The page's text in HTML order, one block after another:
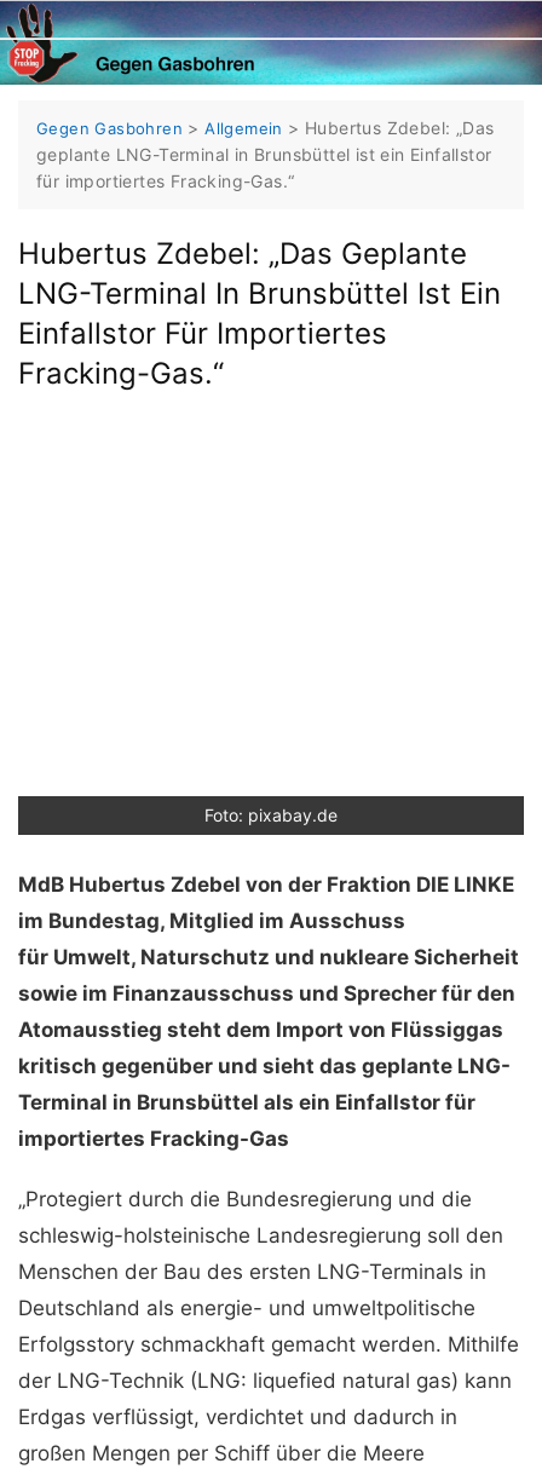
Skip
to
content
Gegen Gasbohren >Allgemein > Hubertus Zdebel: „Das
geplante LNG-Terminal in Brunsbüttel ist ein Einfallstor
für importiertes Fracking-Gas.“
Hubertus Zdebel: „Das Geplante
LNG-Terminal In Brunsbüttel Ist Ein
Einfallstor Für Importiertes
Fracking-Gas.“
Foto: pixabay.de
MdB Hubertus Zdebel von der Fraktion DIE LINKE
im Bundestag, Mitglied im Ausschuss
für Umwelt, Naturschutz und nukleare Sicherheit
sowie im Finanzausschuss und Sprecher für den
Atomausstieg steht dem Import von Flüssiggas
kritisch gegenüber und sieht das geplante LNG-
Terminal in Brunsbüttel als ein Einfallstor für
importiertes Fracking-Gas
„Protegiert durch die Bundesregierung und die
schleswig-holsteinische Landesregierung soll den
Menschen der Bau des ersten LNG-Terminals in
Deutschland als energie- und umweltpolitische
Erfolgsstory schmackhaft gemacht werden. Mithilfe
der LNG-Technik (LNG: liquefied natural gas) kann
Erdgas verflüssigt, verdichtet und dadurch in
großen Mengen per Schiff über die Meere